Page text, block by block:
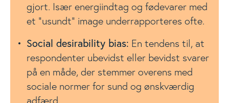
gjort. Især energiindtag og fødevarer med
et ”usundt” image underrapporteres ofte.
Social desirability bias: En tendens til, at
respondenter ubevidst eller bevidst svarer
på en måde, der stemmer overens med
sociale normer for sund og ønskværdig
adfærd.